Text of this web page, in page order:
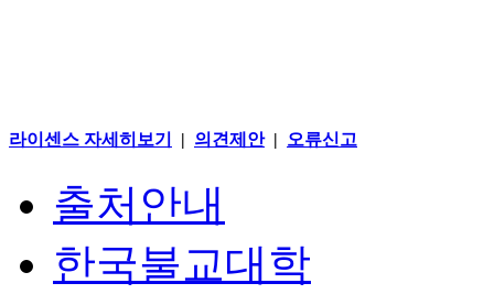
라이센스 자세히보기 | 의견제안| 오류신고
출처안내
한국불교대학